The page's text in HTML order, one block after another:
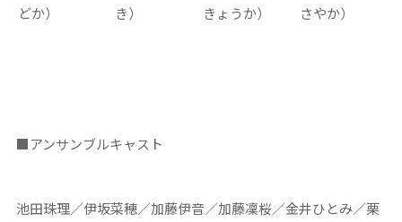
どか）
き）
きょうか）
さやか）
■アンサンブルキャスト
池田珠理／伊坂菜穂／加藤伊音／加藤凜桜／金井ひとみ／栗